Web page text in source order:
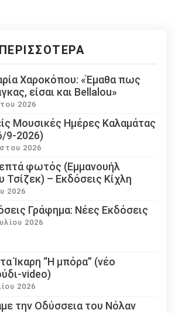
Χαροκόπου: «Έμαθα πως
είσαι και Bellalou»
2026
Μουσικές Ημέρες Καλαμάτας
9-2026)
2026
φωτός (Εμμανουήλ
Τσίζεκ) – Εκδόσεις Κίχλη
2026
Γράφημα: Νέες Εκδόσεις
2026
Ίκαρη “Η μπόρα” (νέο
video)
2026
την Οδύσσεια του Νόλαν